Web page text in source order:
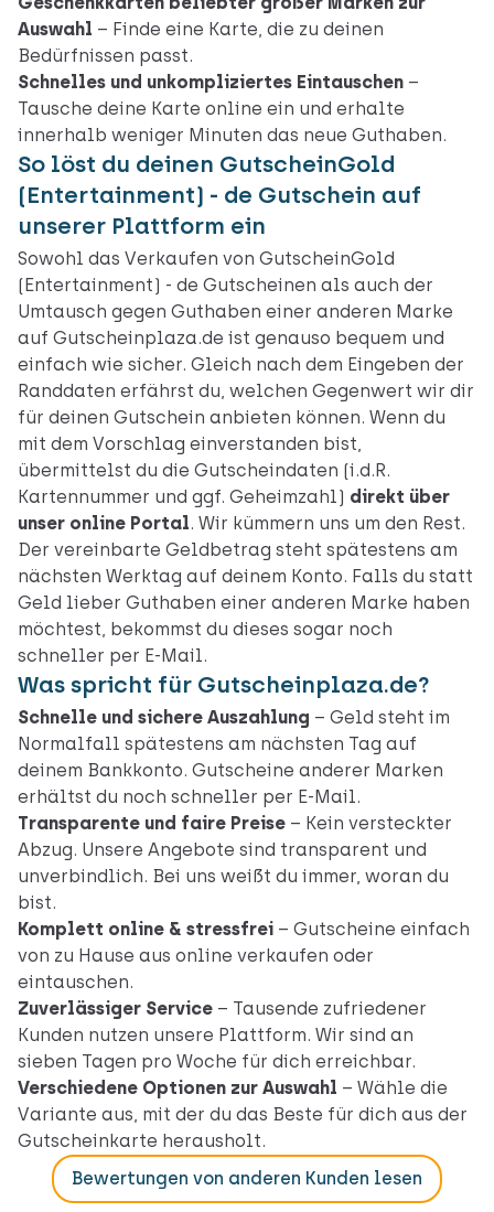
Auswahl – Finde eine Karte, die zu deinen
Bedürfnissen passt.
Schnelles und unkompliziertes Eintauschen –
Tausche deine Karte online ein und erhalte
innerhalb weniger Minuten das neue Guthaben.
So löst du deinen GutscheinGold
(Entertainment) - de Gutschein auf
unserer Plattform ein
Sowohl das Verkaufen von GutscheinGold
(Entertainment) - de Gutscheinen als auch der
Umtausch gegen Guthaben einer anderen Marke
auf Gutscheinplaza.de ist genauso bequem und
einfach wie sicher. Gleich nach dem Eingeben der
Randdaten erfährst du, welchen Gegenwert wir dir
für deinen Gutschein anbieten können. Wenn du
mit dem Vorschlag einverstanden bist,
übermittelst du die Gutscheindaten (i.d.R.
Kartennummer und ggf. Geheimzahl) direkt über
unser online Portal. Wir kümmern uns um den Rest.
Der vereinbarte Geldbetrag steht spätestens am
nächsten Werktag auf deinem Konto. Falls du statt
Geld lieber Guthaben einer anderen Marke haben
möchtest, bekommst du dieses sogar noch
schneller per E-Mail.
Was spricht für Gutscheinplaza.de?
Schnelle und sichere Auszahlung – Geld steht im
Normalfall spätestens am nächsten Tag auf
deinem Bankkonto. Gutscheine anderer Marken
erhältst du noch schneller per E-Mail.
Transparente und faire Preise – Kein versteckter
Abzug. Unsere Angebote sind transparent und
unverbindlich. Bei uns weißt du immer, woran du
bist.
Komplett online & stressfrei – Gutscheine einfach
von zu Hause aus online verkaufen oder
eintauschen.
Zuverlässiger Service – Tausende zufriedener
Kunden nutzen unsere Plattform. Wir sind an
sieben Tagen pro Woche für dich erreichbar.
Verschiedene Optionen zur Auswahl – Wähle die
Variante aus, mit der du das Beste für dich aus der
Gutscheinkarte herausholt.
Bewertungen von anderen Kunden lesen